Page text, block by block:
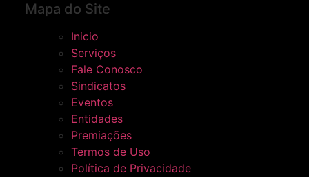
Mapa do Site
Inicio
Serviços
Fale Conosco
Sindicatos
Eventos
Entidades
Premiações
Termos de Uso
Política de Privacidade